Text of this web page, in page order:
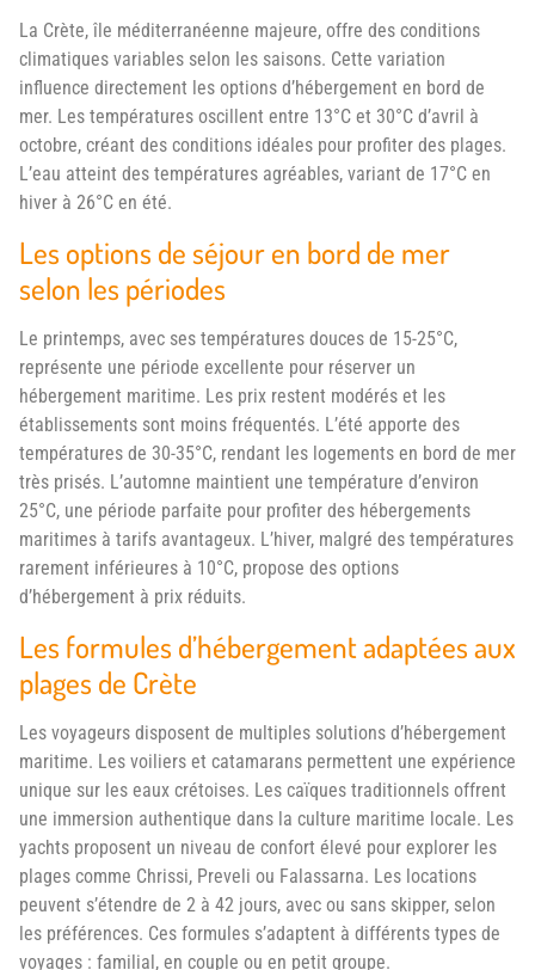
La Crète, île méditerranéenne majeure, offre des conditions
climatiques variables selon les saisons. Cette variation
influence directement les options d’hébergement en bord de
mer. Les températures oscillent entre 13°C et 30°C d’avril à
octobre, créant des conditions idéales pour profiter des plages.
L’eau atteint des températures agréables, variant de 17°C en
hiver à 26°C en été.
Les options de séjour en bord de mer
selon les périodes
Le printemps, avec ses températures douces de 15-25°C,
représente une période excellente pour réserver un
hébergement maritime. Les prix restent modérés et les
établissements sont moins fréquentés. L’été apporte des
températures de 30-35°C, rendant les logements en bord de mer
très prisés. L’automne maintient une température d’environ
25°C, une période parfaite pour profiter des hébergements
maritimes à tarifs avantageux. L’hiver, malgré des températures
rarement inférieures à 10°C, propose des options
d’hébergement à prix réduits.
Les formules d’hébergement adaptées aux
plages de Crète
Les voyageurs disposent de multiples solutions d’hébergement
maritime. Les voiliers et catamarans permettent une expérience
unique sur les eaux crétoises. Les caïques traditionnels offrent
une immersion authentique dans la culture maritime locale. Les
yachts proposent un niveau de confort élevé pour explorer les
plages comme Chrissi, Preveli ou Falassarna. Les locations
peuvent s’étendre de 2 à 42 jours, avec ou sans skipper, selon
les préférences. Ces formules s’adaptent à différents types de
voyages : familial, en couple ou en petit groupe.